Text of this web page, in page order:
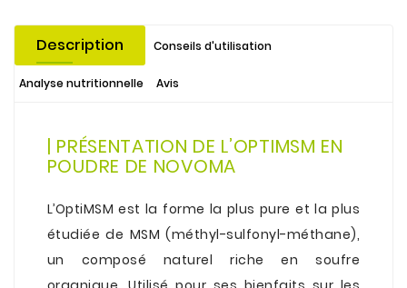
Description Conseils d'utilisation
Analyse nutritionnelle Avis
| PRÉSENTATION DE L’OPTIMSM EN
POUDRE DE NOVOMA
L’OptiMSM est la forme la plus pure et la plus
étudiée de MSM (méthyl-sulfonyl-méthane),
un composé naturel riche en soufre